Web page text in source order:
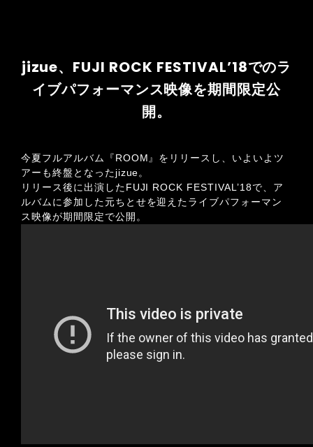
jizue、FUJI ROCK FESTIVAL’18でのラ
イブパフォーマンス映像を期間限定公
開。
今夏フルアルバム『ROOM』をリリースし、いよいよツ
アーも終盤となったjizue。
リリース後に出演したFUJI ROCK FESTIVAL’18で、ア
ルバムに参加した元ちとせを迎えたライブパフォーマン
ス映像が期間限定で公開。